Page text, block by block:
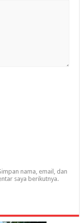
nama, email, dan
saya berikutnya.